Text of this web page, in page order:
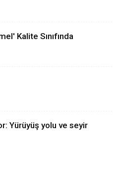
Kalite Sınıfında
Yürüyüş yolu ve seyir